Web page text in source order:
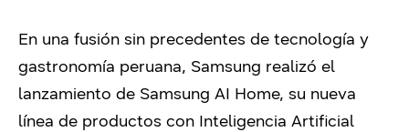
En una fusión sin precedentes de tecnología y
gastronomía peruana, Samsung realizó el
lanzamiento de Samsung AI Home, su nueva
línea de productos con Inteligencia Artificial